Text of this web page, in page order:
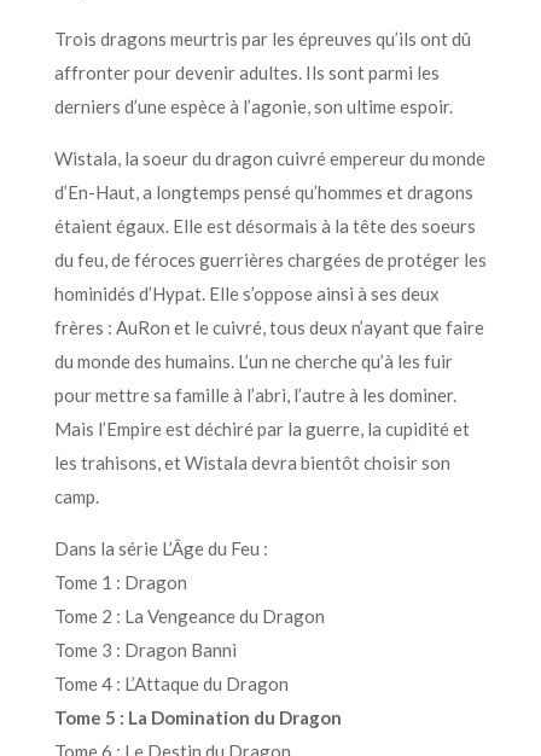
Trois dragons meurtris par les épreuves qu’ils ont dû
affronter pour devenir adultes. Ils sont parmi les
derniers d’une espèce à l’agonie, son ultime espoir.
Wistala, la soeur du dragon cuivré empereur du monde
d’En-Haut, a longtemps pensé qu’hommes et dragons
étaient égaux. Elle est désormais à la tête des soeurs
du feu, de féroces guerrières chargées de protéger les
hominidés d’Hypat. Elle s’oppose ainsi à ses deux
frères : AuRon et le cuivré, tous deux n’ayant que faire
du monde des humains. L’un ne cherche qu’à les fuir
pour mettre sa famille à l’abri, l’autre à les dominer.
Mais l’Empire est déchiré par la guerre, la cupidité et
les trahisons, et Wistala devra bientôt choisir son
camp.
Dans la série L’Âge du Feu :
Tome 1 : Dragon
Tome 2 : La Vengeance du Dragon
Tome 3 : Dragon Banni
Tome 4 : L’Attaque du Dragon
Tome 5 : La Domination du Dragon
Tome 6 : Le Destin du Dragon